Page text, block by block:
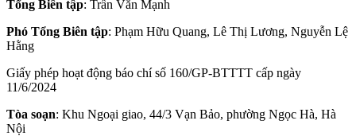
Tổng Biên tập: Trần Văn Mạnh
Phó Tổng Biên tập: Phạm Hữu Quang, Lê Thị Lương, Nguyễn Lệ
Hằng
Giấy phép hoạt động báo chí số 160/GP-BTTTT cấp ngày
11/6/2024
Tòa soạn: Khu Ngoại giao, 44/3 Vạn Bảo, phường Ngọc Hà, Hà
Nội